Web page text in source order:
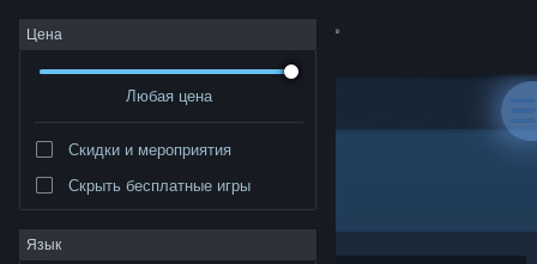
Войти
Сообщество
Информация
Цена
Любая цена
Скидки и мероприятия
Скрыть бесплатные игры
Язык
Издатель: Chim Ruoi Games